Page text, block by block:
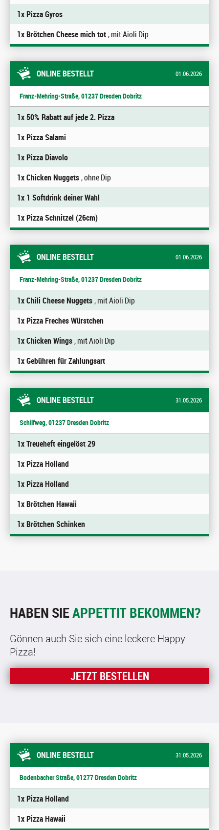
1x Pizza Gyros
1x Brötchen Cheese mich tot, mit Aioli Dip
ONLINE BESTELLT 01.06.2026
Franz-Mehring-Straße, 01237 Dresden Dobritz
1x 50% Rabatt auf jede 2. Pizza
1x Pizza Salami
1x Pizza Diavolo
1x Chicken Nuggets, ohne Dip
1x 1 Softdrink deiner Wahl
1x Pizza Schnitzel (26cm)
ONLINE BESTELLT 01.06.2026
Franz-Mehring-Straße, 01237 Dresden Dobritz
1x Chili Cheese Nuggets, mit Aioli Dip
1x Pizza Freches Würstchen
1x Chicken Wings, mit Aioli Dip
1x Gebühren für Zahlungsart
ONLINE BESTELLT 31.05.2026
Schilfweg, 01237 Dresden Dobritz
1x Treueheft eingelöst 29
1x Pizza Holland
1x Pizza Holland
1x Brötchen Hawaii
1x Brötchen Schinken
HABEN SIEAPPETTIT BEKOMMEN?
Gönnen auch Sie sich eine leckere Happy
Pizza!
JETZT BESTELLEN
ONLINE BESTELLT 31.05.2026
Bodenbacher Straße, 01277 Dresden Dobritz
1x Pizza Holland
1x Pizza Hawaii